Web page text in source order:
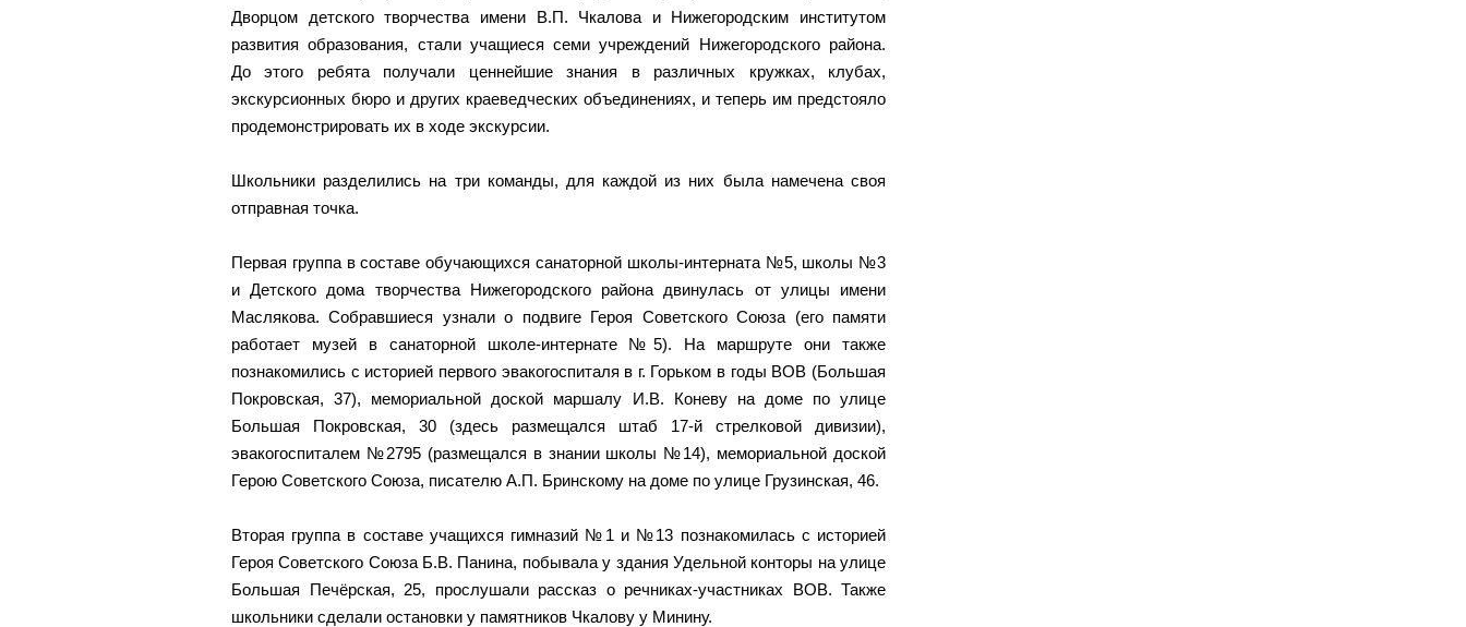
Дворцом детского творчества имени В.П. Чкалова и Нижегородским институтом
развития образования, стали учащиеся семи учреждений Нижегородского района.
До этого ребята получали ценнейшие знания в различных кружках, клубах,
экскурсионных бюро и других краеведческих объединениях, и теперь им предстояло
продемонстрировать их в ходе экскурсии.
Школьники разделились на три команды, для каждой из них была намечена своя
отправная точка.
Первая группа в составе обучающихся санаторной школы-интерната №5, школы №3
и Детского дома творчества Нижегородского района двинулась от улицы имени
Маслякова. Собравшиеся узнали о подвиге Героя Советского Союза (его памяти
работает музей в санаторной школе-интернате №5). На маршруте они также
познакомились с историей первого эвакогоспиталя в г. Горьком в годы ВОВ (Большая
Покровская, 37), мемориальной доской маршалу И.В. Коневу на доме по улице
Большая Покровская, 30 (здесь размещался штаб 17-й стрелковой дивизии),
эвакогоспиталем №2795 (размещался в знании школы №14), мемориальной доской
Герою Советского Союза, писателю А.П. Бринскому на доме по улице Грузинская, 46.
Вторая группа в составе учащихся гимназий №1 и №13 познакомилась с историей
Героя Советского Союза Б.В. Панина, побывала у здания Удельной конторы на улице
Большая Печёрская, 25, прослушали рассказ о речниках-участниках ВОВ. Также
школьники сделали остановки у памятников Чкалову у Минину.